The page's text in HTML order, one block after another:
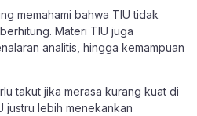
memahami bahwa TIU tidak
Materi TIU juga
analitis, hingga kemampuan
takut jika merasa kurang kuat di
justru lebih menekankan